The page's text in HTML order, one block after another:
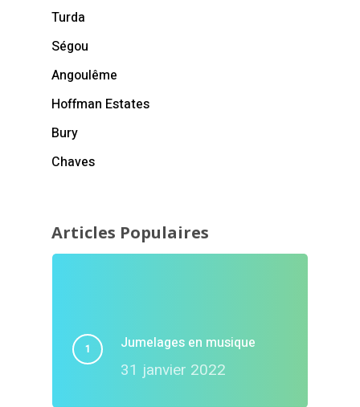
Turda
Ségou
Angoulême
Hoffman Estates
Bury
Chaves
Articles Populaires
Jumelages en musique
31 janvier 2022